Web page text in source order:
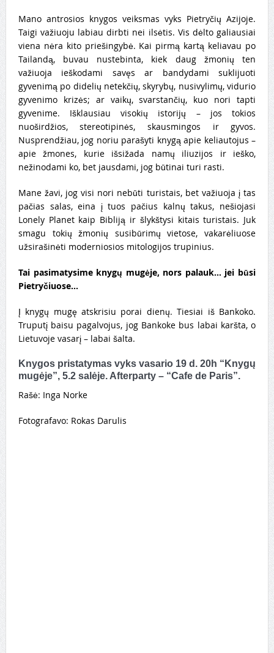
Mano antrosios knygos veiksmas vyks Pietryčių Azijoje.
Taigi važiuoju labiau dirbti nei ilsėtis. Vis dėlto galiausiai
viena nėra kito priešingybė. Kai pirmą kartą keliavau po
Tailandą, buvau nustebinta, kiek daug žmonių ten
važiuoja ieškodami savęs ar bandydami suklijuoti
gyvenimą po didelių netekčių, skyrybų, nusivylimų, vidurio
gyvenimo krizės; ar vaikų, svarstančių, kuo nori tapti
gyvenime. Išklausiau visokių istorijų – jos tokios
nuoširdžios, stereotipinės, skausmingos ir gyvos.
Nusprendžiau, jog noriu parašyti knygą apie keliautojus –
apie žmones, kurie išsižada namų iliuzijos ir ieško,
nežinodami ko, bet jausdami, jog būtinai turi rasti.
Mane žavi, jog visi nori nebūti turistais, bet važiuoja į tas
pačias salas, eina į tuos pačius kalnų takus, nešiojasi
Lonely Planet kaip Bibliją ir šlykštysi kitais turistais. Juk
smagu tokių žmonių susibūrimų vietose, vakarėliuose
užsirašinėti moderniosios mitologijos trupinius.
Tai pasimatysime knygų mugėje, nors palauk… jei būsi
Pietryčiuose…
Į knygų mugę atskrisiu porai dienų. Tiesiai iš Bankoko.
Truputį baisu pagalvojus, jog Bankoke bus labai karšta, o
Lietuvoje vasarį – labai šalta.
Knygos pristatymas vyks vasario 19 d. 20h “Knygų
mugėje”, 5.2 salėje. Afterparty – “Cafe de Paris”.
Rašė: Inga Norke
Fotografavo: Rokas Darulis